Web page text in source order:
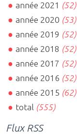
année 2021 (52)
année 2020 (53)
année 2019 (52)
année 2018 (52)
année 2017 (52)
année 2016 (52)
année 2015 (62)
total (555)
Flux RSS